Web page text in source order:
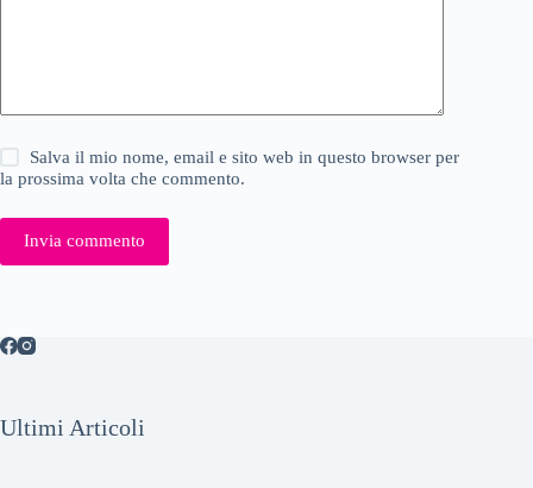
Salva il mio nome, email e sito web in questo browser per
la prossima volta che commento.
Invia commento
Ultimi Articoli